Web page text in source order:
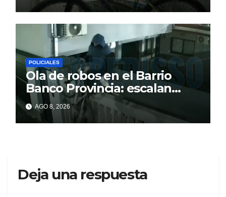
POLICIALES
Ola de robos en el Barrio
Banco Provincia: escalan
paredes en la noche y nadie
responde
AGO 8, 2026
Deja una respuesta